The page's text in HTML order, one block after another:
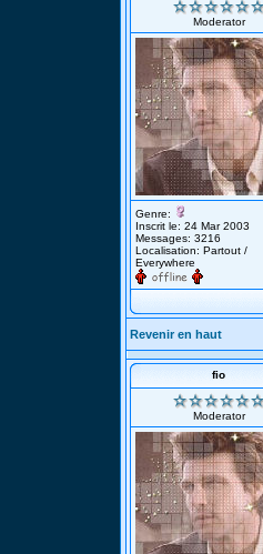
Moderator
Genre:
Inscrit le: 24 Mar 2003
Messages: 3216
Localisation: Partout /
Everywhere
Revenir en haut
fio
Moderator